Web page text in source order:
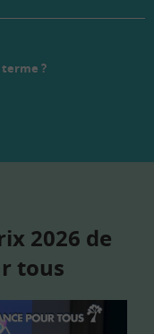
?
2026 de
tous